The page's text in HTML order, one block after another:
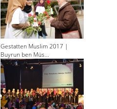
Gestatten Muslim 2017 |
Buyrun ben Müs...